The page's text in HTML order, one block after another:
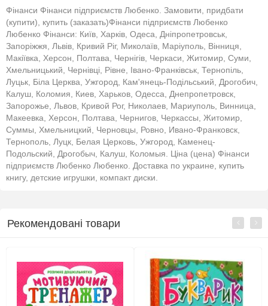
Фінанси Фінанси підприємств Любенко. Замовити, придбати
(купити), купить (заказать)Фінанси підприємств Любенко
Любенко Фінанси: Київ, Харків, Одеса, Дніпропетровськ,
Запоріжжя, Львів, Кривий Ріг, Миколаїв, Маріуполь, Вінниця,
Макіївка, Херсон, Полтава, Чернігів, Черкаси, Житомир, Суми,
Хмельницький, Чернівці, Рівне, Івано-Франківськ, Тернопіль,
Луцьк, Біла Церква, Ужгород, Кам'янець-Подільський, Дрогобич,
Калуш, Коломия, Киев, Харьков, Одесса, Днепропетровск,
Запорожье, Львов, Кривой Рог, Николаев, Мариуполь, Винница,
Макеевка, Херсон, Полтава, Чернигов, Черкассы, Житомир,
Суммы, Хмельницкий, Черновцы, Ровно, Ивано-Франковск,
Тернополь, Луцк, Белая Церковь, Ужгород, Каменец-
Подольский, Дрогобыч, Калуш, Коломыя. Ціна (цена) Фінанси
підприємств Любенко Любенко. Доставка по украине, купить
книгу, детские игрушки, компакт диски.
Рекомендовані товари